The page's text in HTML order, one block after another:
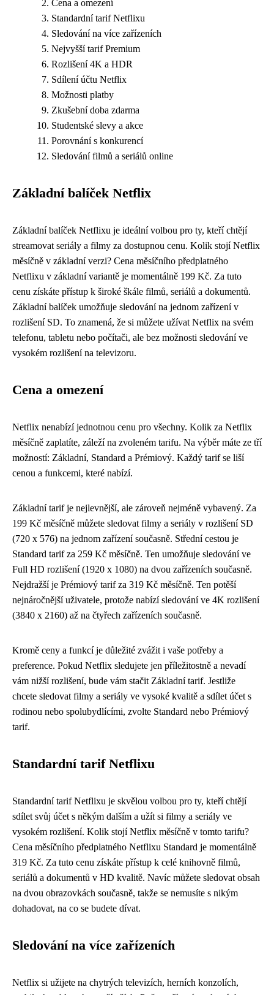
Cena a omezení
Standardní tarif Netflixu
Sledování na více zařízeních
Nejvyšší tarif Premium
Rozlišení 4K a HDR
Sdílení účtu Netflix
Možnosti platby
Zkušební doba zdarma
Studentské slevy a akce
Porovnání s konkurencí
Sledování filmů a seriálů online
Základní balíček Netflix
Základní balíček Netflixu je ideální volbou pro ty, kteří chtějí
streamovat seriály a filmy za dostupnou cenu. Kolik stojí Netflix
měsíčně v základní verzi? Cena měsíčního předplatného
Netflixu v základní variantě je momentálně 199 Kč. Za tuto
cenu získáte přístup k široké škále filmů, seriálů a dokumentů.
Základní balíček umožňuje sledování na jednom zařízení v
rozlišení SD. To znamená, že si můžete užívat Netflix na svém
telefonu, tabletu nebo počítači, ale bez možnosti sledování ve
vysokém rozlišení na televizoru.
Cena a omezení
Netflix nenabízí jednotnou cenu pro všechny. Kolik za Netflix
měsíčně zaplatíte, záleží na zvoleném tarifu. Na výběr máte ze tří
možností: Základní, Standard a Prémiový. Každý tarif se liší
cenou a funkcemi, které nabízí.
Základní tarif je nejlevnější, ale zároveň nejméně vybavený. Za
199 Kč měsíčně můžete sledovat filmy a seriály v rozlišení SD
(720 x 576) na jednom zařízení současně. Střední cestou je
Standard tarif za 259 Kč měsíčně. Ten umožňuje sledování ve
Full HD rozlišení (1920 x 1080) na dvou zařízeních současně.
Nejdražší je Prémiový tarif za 319 Kč měsíčně. Ten potěší
nejnáročnější uživatele, protože nabízí sledování ve 4K rozlišení
(3840 x 2160) až na čtyřech zařízeních současně.
Kromě ceny a funkcí je důležité zvážit i vaše potřeby a
preference. Pokud Netflix sledujete jen příležitostně a nevadí
vám nižší rozlišení, bude vám stačit Základní tarif. Jestliže
chcete sledovat filmy a seriály ve vysoké kvalitě a sdílet účet s
rodinou nebo spolubydlícími, zvolte Standard nebo Prémiový
tarif.
Standardní tarif Netflixu
Standardní tarif Netflixu je skvělou volbou pro ty, kteří chtějí
sdílet svůj účet s někým dalším a užít si filmy a seriály ve
vysokém rozlišení. Kolik stojí Netflix měsíčně v tomto tarifu?
Cena měsíčního předplatného Netflixu Standard je momentálně
319 Kč. Za tuto cenu získáte přístup k celé knihovně filmů,
seriálů a dokumentů v HD kvalitě. Navíc můžete sledovat obsah
na dvou obrazovkách současně, takže se nemusíte s nikým
dohadovat, na co se budete dívat.
Sledování na více zařízeních
Netflix si užijete na chytrých televizích, herních konzolích,